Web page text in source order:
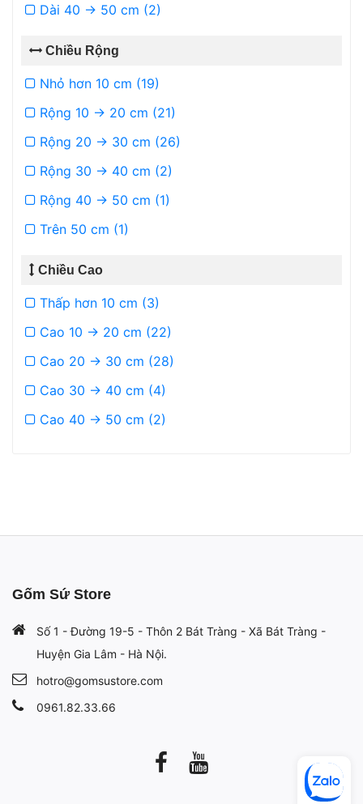
Dài 40 -> 50 cm (2)
Chiều Rộng
Nhỏ hơn 10 cm (19)
Rộng 10 -> 20 cm (21)
Rộng 20 -> 30 cm (26)
Rộng 30 -> 40 cm (2)
Rộng 40 -> 50 cm (1)
Trên 50 cm (1)
Chiều Cao
Thấp hơn 10 cm (3)
Cao 10 -> 20 cm (22)
Cao 20 -> 30 cm (28)
Cao 30 -> 40 cm (4)
Cao 40 -> 50 cm (2)
Gốm Sứ Store
Số 1 - Đường 19-5 - Thôn 2 Bát Tràng - Xã Bát Tràng -
Huyện Gia Lâm - Hà Nội.
hotro@gomsustore.com
0961.82.33.66